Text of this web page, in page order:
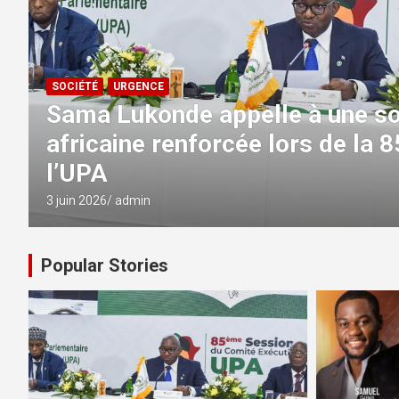
RELIGION URGENCE
Kinshasa : « Éclairage Live
un grand rendez-vous de
pour ce 7 juin
3 juin 2026 admin
Popular Stories